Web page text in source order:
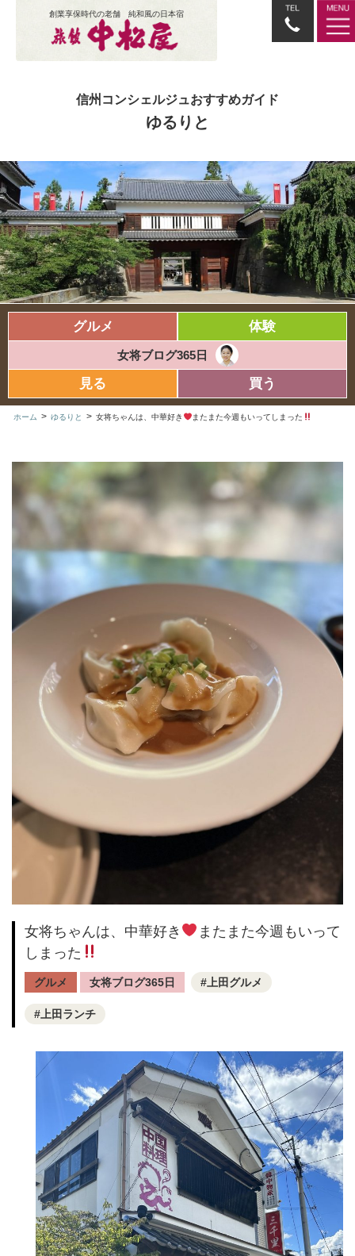
創業享保時代の老舗 純和風の日本宿
信州コンシェルジュおすすめガイド
ゆるりと
グルメ 体験
女将ブログ365日
見る 買う
ホーム > ゆるりと > 女将ちゃんは、中華好き またまた今週もいってしまった
女将ちゃんは、中華好き
またまた今週もいって
しまった
グルメ 女将ブログ365日 上田グルメ
上田ランチ